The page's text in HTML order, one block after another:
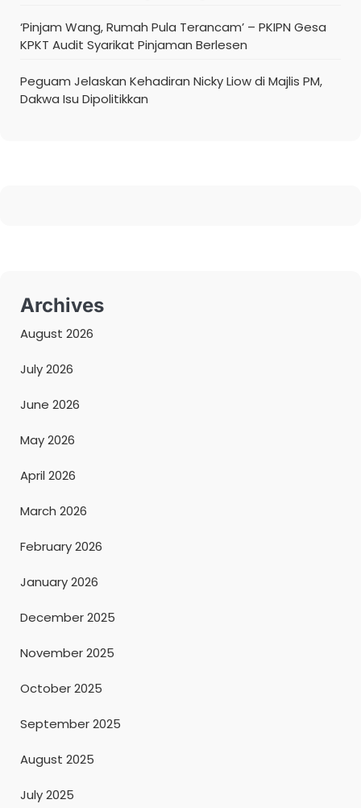
‘Pinjam Wang, Rumah Pula Terancam’ – PKIPN Gesa
KPKT Audit Syarikat Pinjaman Berlesen
Peguam Jelaskan Kehadiran Nicky Liow di Majlis PM,
Dakwa Isu Dipolitikkan
Archives
August 2026
July 2026
June 2026
May 2026
April 2026
March 2026
February 2026
January 2026
December 2025
November 2025
October 2025
September 2025
August 2025
July 2025